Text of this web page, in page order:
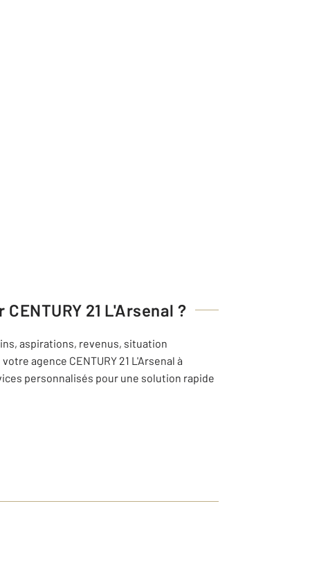
CENTURY 21 L'Arsenal ?
aspirations, revenus, situation
agence CENTURY 21 L'Arsenal à
personnalisés pour une solution rapide